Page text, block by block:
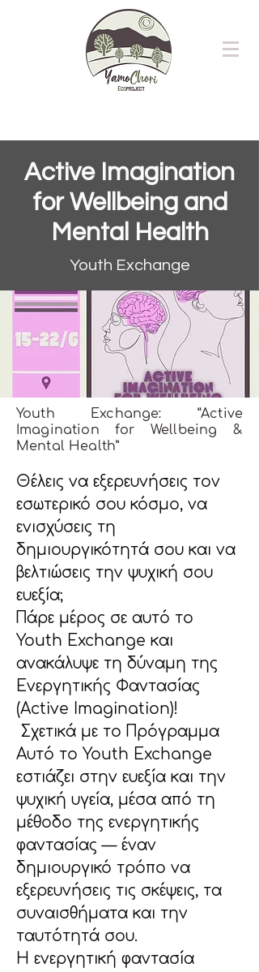
Active Imagination
for Wellbeing and
Mental Health
Youth Exchange
Youth Exchange: “Active
Imagination for Wellbeing &
Mental Health”
Θέλεις να εξερευνήσεις τον
εσωτερικό σου κόσμο, να
ενισχύσεις τη
δημιουργικότητά σου και να
βελτιώσεις την ψυχική σου
ευεξία;
Πάρε μέρος σε αυτό το
Youth Exchange και
ανακάλυψε τη δύναμη της
Ενεργητικής Φαντασίας
(Active Imagination)!
Σχετικά με το Πρόγραμμα
Αυτό το Youth Exchange
εστιάζει στην ευεξία και την
ψυχική υγεία, μέσα από τη
μέθοδο της ενεργητικής
φαντασίας — έναν
δημιουργικό τρόπο να
εξερευνήσεις τις σκέψεις, τα
συναισθήματα και την
ταυτότητά σου.
Η ενεργητική φαντασία